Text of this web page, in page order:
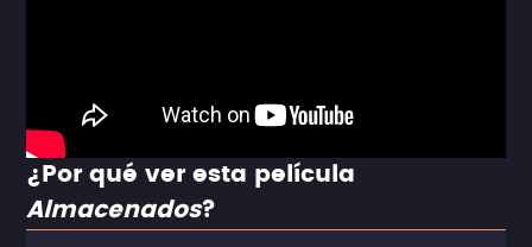
¿Por qué ver esta película
Almacenados?